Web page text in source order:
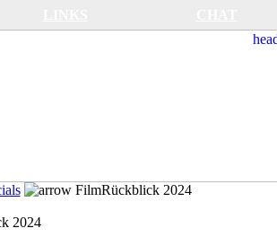
FilmRückblick 2024
2024